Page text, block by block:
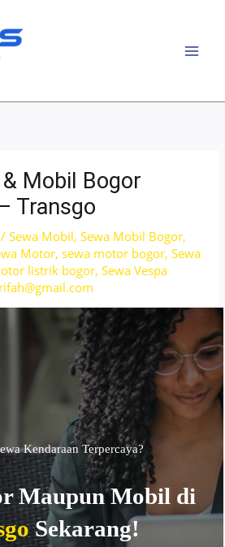
Mobil Bogor
Transgo
/Sewa Mobil,Sewa Mobil Bogor,
Motor,sewa motor bogor,Sewa
listrik bogor,Sewa Vespa
Kendaraan Terpercaya?
Maupun Mobil di
Sekarang!